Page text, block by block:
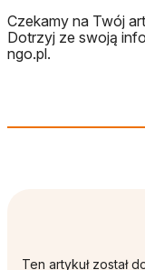
Czekamy na Twój
Dotrzyj ze swoją
ngo.pl.
Ten artykuł został